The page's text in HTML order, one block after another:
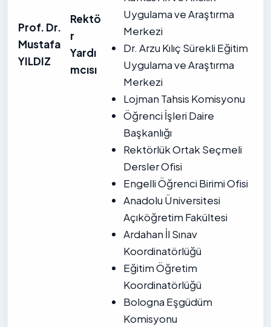
Prof. Dr.
Mustafa
YILDIZ
Rektö
r
Yardı
mcısı
Uygulama ve Araştırma
Merkezi
Dr. Arzu Kılıç Sürekli Eğitim
Uygulama ve Araştırma
Merkezi
Lojman Tahsis Komisyonu
Öğrenci İşleri Daire
Başkanlığı
Rektörlük Ortak Seçmeli
Dersler Ofisi
Engelli Öğrenci Birimi Ofisi
Anadolu Üniversitesi
Açıköğretim Fakültesi
Ardahan İl Sınav
Koordinatörlüğü
Eğitim Öğretim
Koordinatörlüğü
Bologna Eşgüdüm
Komisyonu